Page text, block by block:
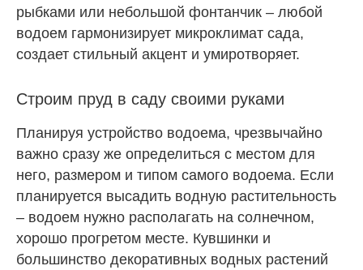
рыбками или небольшой фонтанчик – любой
водоем гармонизирует микроклимат сада,
создает стильный акцент и умиротворяет.
Строим пруд в саду своими руками
Планируя устройство водоема, чрезвычайно
важно сразу же определиться с местом для
него, размером и типом самого водоема. Если
планируется высадить водную растительность
– водоем нужно располагать на солнечном,
хорошо прогретом месте. Кувшинки и
большинство декоративных водных растений